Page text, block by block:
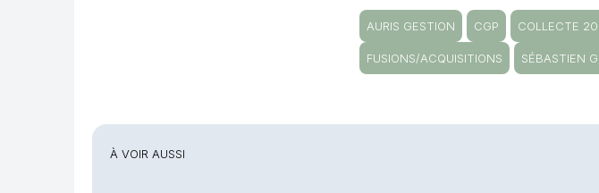
AURIS GESTION CGP COLLECTE
FUSIONS/ACQUISITIONS SÉBASTIEN
À VOIR AUSSI